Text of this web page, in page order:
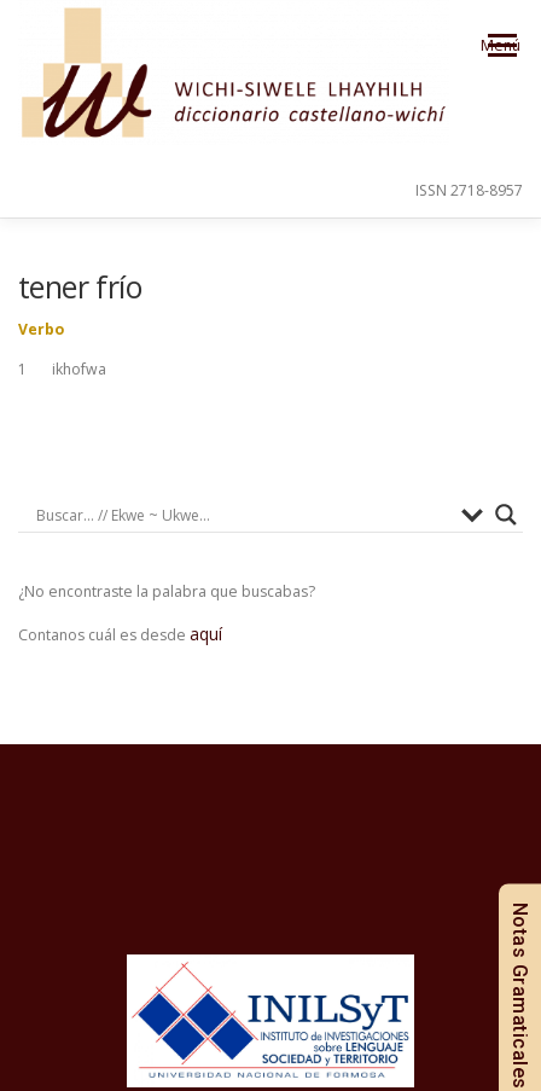
Saltar al contenido
Menú
ISSN 2718-8957
tener frío
Verbo
1 ikhofwa
¿No encontraste la palabra que buscabas?
Contanos cuál es desde aquí
Notas Gramaticales